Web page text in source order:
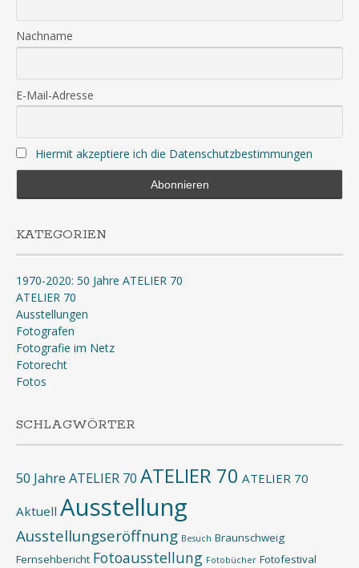
Nachname
E-Mail-Adresse
Hiermit akzeptiere ich die Datenschutzbestimmungen
KATEGORIEN
1970-2020: 50 Jahre ATELIER 70
ATELIER 70
Ausstellungen
Fotografen
Fotografie im Netz
Fotorecht
Fotos
SCHLAGWÖRTER
50 Jahre ATELIER 70 ATELIER 70 ATELIER 70
Aktuell Ausstellung
Ausstellungseröffnung Besuch Braunschweig
Fernsehbericht Fotoausstellung Fotobücher Fotofestival